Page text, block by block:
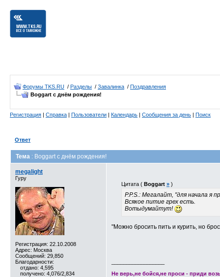
Форумы TKS.RU / Разделы / Завалинка / Поздравления
Boggart с днём рождения!
Регистрация | Справка | Пользователи | Календарь | Сообщения за день | Поиск
Ответ
Тема : Boggart с днём рождения!
megalight
Гуру
Регистрация: 22.10.2008
Адрес: Москва
Сообщений: 29,850
Благодарности:
отдано: 4,595
получено: 4,076/2,834
Цитата ( Boggart » )
P.P.S.: Мегалайт, "для начала я
Всякое питие грех есть.
Вотыдумайтут!
"Можно бросить пить и курить, но
Не верь,не бойся,не проси - приди